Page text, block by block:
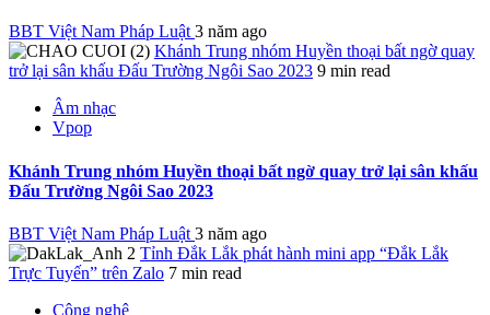
BBT Việt Nam Pháp Luật3 năm ago
Khánh Trung nhóm Huyền thoại bất ngờ quay
trở lại sân khấu Đấu Trường Ngôi Sao 2023 9 min read
Âm nhạc
Vpop
Khánh Trung nhóm Huyền thoại bất ngờ quay trở lại sân khấu
Đấu Trường Ngôi Sao 2023
BBT Việt Nam Pháp Luật 3 năm ago
Tỉnh Đắk Lắk phát hành mini app “Đắk Lắk
Trực Tuyến” trên Zalo 7 min read
Công nghệ